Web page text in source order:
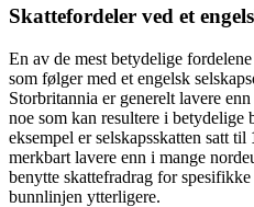
Skattefordeler ved et
En av de mest betydelige
som følger med et engelsk
Storbritannia er generelt lavere
noe som kan resultere i betydelige
eksempel er selskapsskatten satt til
merkbart lavere enn i mange
benytte skattefradrag for
bunnlinjen ytterligere.